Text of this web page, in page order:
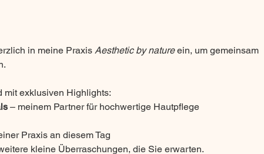
in meine Praxis Aesthetic by nature ein, um gemeinsam
mit exklusiven Highlights:
– meinem Partner für hochwertige Hautpflege
Praxis an diesem Tag
kleine Überraschungen, die Sie erwarten.